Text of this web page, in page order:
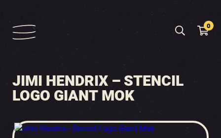
0
JIMI HENDRIX – STENCIL
LOGO GIANT MOK